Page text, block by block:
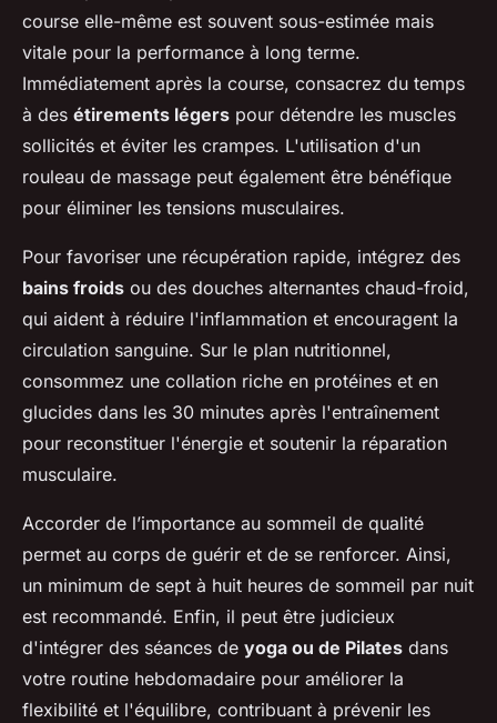
course elle-même est souvent sous-estimée mais
vitale pour la performance à long terme.
Immédiatement après la course, consacrez du temps
à des étirements légers pour détendre les muscles
sollicités et éviter les crampes. L'utilisation d'un
rouleau de massage peut également être bénéfique
pour éliminer les tensions musculaires.
Pour favoriser une récupération rapide, intégrez des
bains froids ou des douches alternantes chaud-froid,
qui aident à réduire l'inflammation et encouragent la
circulation sanguine. Sur le plan nutritionnel,
consommez une collation riche en protéines et en
glucides dans les 30 minutes après l'entraînement
pour reconstituer l'énergie et soutenir la réparation
musculaire.
Accorder de l’importance au sommeil de qualité
permet au corps de guérir et de se renforcer. Ainsi,
un minimum de sept à huit heures de sommeil par nuit
est recommandé. Enfin, il peut être judicieux
d'intégrer des séances de yoga ou de Pilates dans
votre routine hebdomadaire pour améliorer la
flexibilité et l'équilibre, contribuant à prévenir les